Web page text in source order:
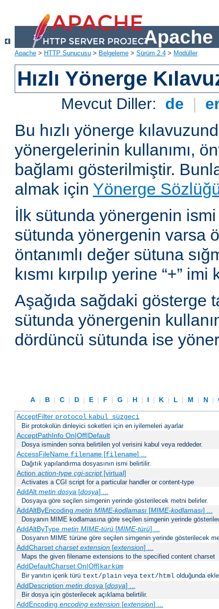
Apache
Apache > HTTP Sunucusu > Belgeleme > Sürüm 2.4 > Modüller
Hızlı Yönerge
Mevcut Diller: de |
Bu hızlı yönerge
yönergelerinin kullanımı,
bağlamı gösterilmiştir.
almak için Yönerge
İlk sütunda yönergenin
sütunda yönergenin varsa
öntanımlı değer sütuna
kısmı kırpılıp yerine “+”
Aşağıda sağdaki gösterge
sütunda yönergenin
dördüncü sütunda ise
A | B | C | D | E | F | G | H | I | K | L | M | N |
AcceptFilter protocol kabul_süzgeci
Bir protokolün dinleyici soketleri için en iyilemeleri ayarlar
AcceptPathInfo On|Off|Default
Dosya isminden sonra belirtilen yol verisini kabul veya reddeder.
AccessFileName filename[filename] ...
Dağıtık yapılandırma dosyasının ismi belirtilir.
Action action-type cgi-script[virtual]
Activates a CGI script for a particular handler or content-type
AddAlt metin dosya[dosya] ...
Dosyaya göre seçilen simgenin yerinde gösterilecek metni belirler.
AddAltByEncoding metin MIME-kodlaması[MIME-kodlaması] ...
Dosyanın MIME kodlamasına göre seçilen simgenin yerinde
AddAltByType metin MIME-türü[MIME-türü] ...
Dosyanın MIME türüne göre seçilen simgenin yerinde gösterilecek
AddCharset charset extension[extension] ...
Maps the given filename extensions to the specified content charset
AddDefaultCharset On|Off|karküm
Bir yanıtın içerik türü text/plain veya text/html olduğunda
AddDescription metin dosya[dosya] ...
Bir dosya için gösterilecek açıklama belirtilir.
AddEncoding encoding extension[extension] ...